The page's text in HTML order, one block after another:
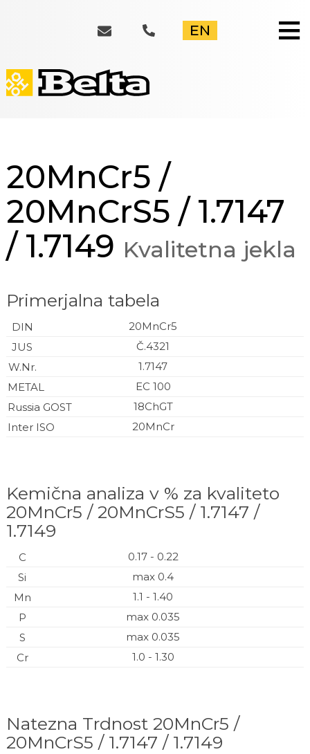
≡
EN
20MnCr5 /
20MnCrS5 / 1.7147
/ 1.7149 Kvalitetna jekla
Primerjalna tabela
20MnCr5
Č.4321
1.7147
EC 100
18ChGT
20MnCr
Kemična analiza v % za kvaliteto
20MnCr5 / 20MnCrS5 / 1.7147 /
1.7149
0.17 - 0.22
max 0.4
1.1 - 1.40
max 0.035
max 0.035
1.0 - 1.30
Natezna Trdnost 20MnCr5 /
20MnCrS5 / 1.7147 / 1.7149